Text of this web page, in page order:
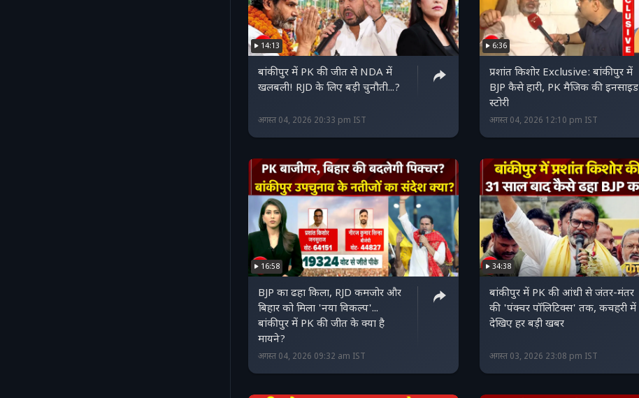
14:13
बांकीपुर में PK की जीत से NDA में
खलबली! RJD के लिए बड़ी चुनौती...?
अगस्त 04, 2026 20:33 pm IST
6:36
प्रशांत किशोर Exclusive: बांकीपुर में
BJP कैसे हारी, PK मैजिक की इनसाइड
स्‍टोरी
अगस्त 04, 2026 12:10 pm IST
16:58
BJP का ढहा किला, RJD कमजोर और
बिहार को मिला 'नया विकल्प'...
बांकीपुर में PK की जीत के क्या है
मायने?
अगस्त 04, 2026 09:32 am IST
34:38
बांकीपुर में PK की आंधी से जंतर-मंतर
की 'पंक्‍चर पॉलिटिक्‍स' तक, कचहरी में
देखिए हर बड़ी खबर
अगस्त 03, 2026 23:08 pm IST